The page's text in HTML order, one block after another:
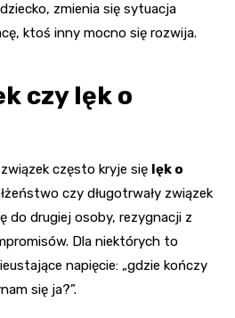
zmienia się sytuacja
ktoś inny mocno się rozwija.
czy lęk o
często kryje się lęk o
czy długotrwały związek
do drugiej osoby, rezygnacji z
Dla niektórych to
napięcie: „gdzie kończy
się ja?”.